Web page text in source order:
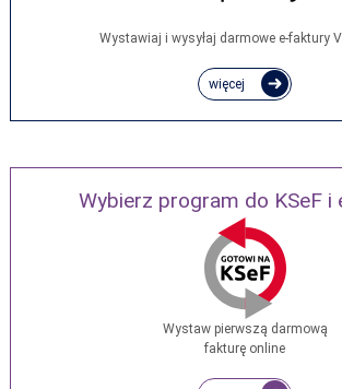
Wystawiaj i wysyłaj darmowe e‑faktury
więcej
Wybierz program do KSeF i
Wystaw pierwszą darmową
fakturę online